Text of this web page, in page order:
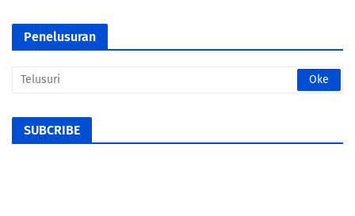
Penelusuran
SUBCRIBE